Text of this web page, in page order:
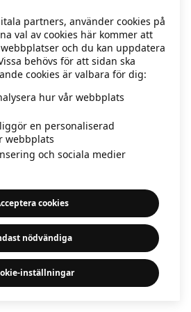
information)
partners, använder cookies på
val av cookies här kommer att
och du kan uppdatera
behövs för att sidan ska
cookies är valbara för dig:
hur vår webbplats
en personaliserad
webbplats
och sociala medier
cookies
nödvändiga
inställningar